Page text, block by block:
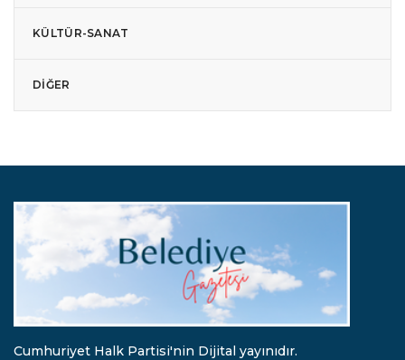
KÜLTÜR-SANAT
DIĞER
Cumhuriyet Halk Partisi'nin Dijital yayınıdır.